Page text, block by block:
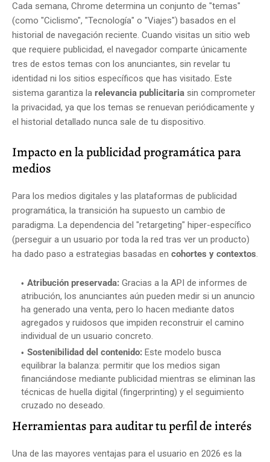
Cada semana, Chrome determina un conjunto de "temas"
(como "Ciclismo", "Tecnología" o "Viajes") basados en el
historial de navegación reciente. Cuando visitas un sitio web
que requiere publicidad, el navegador comparte únicamente
tres de estos temas con los anunciantes, sin revelar tu
identidad ni los sitios específicos que has visitado. Este
sistema garantiza la relevancia publicitaria sin comprometer
la privacidad, ya que los temas se renuevan periódicamente y
el historial detallado nunca sale de tu dispositivo.
Impacto en la publicidad programática para
medios
Para los medios digitales y las plataformas de publicidad
programática, la transición ha supuesto un cambio de
paradigma. La dependencia del "retargeting" hiper-específico
(perseguir a un usuario por toda la red tras ver un producto)
ha dado paso a estrategias basadas en cohortes y contextos.
Atribución preservada: Gracias a la API de informes de
atribución, los anunciantes aún pueden medir si un anuncio
ha generado una venta, pero lo hacen mediante datos
agregados y ruidosos que impiden reconstruir el camino
individual de un usuario concreto.
Sostenibilidad del contenido: Este modelo busca
equilibrar la balanza: permitir que los medios sigan
financiándose mediante publicidad mientras se eliminan las
técnicas de huella digital (fingerprinting) y el seguimiento
cruzado no deseado.
Herramientas para auditar tu perfil de interés
Una de las mayores ventajas para el usuario en 2026 es la